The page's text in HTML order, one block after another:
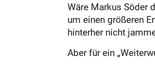
Wäre Markus Söder
um einen größeren
hinterher nicht
Aber für ein